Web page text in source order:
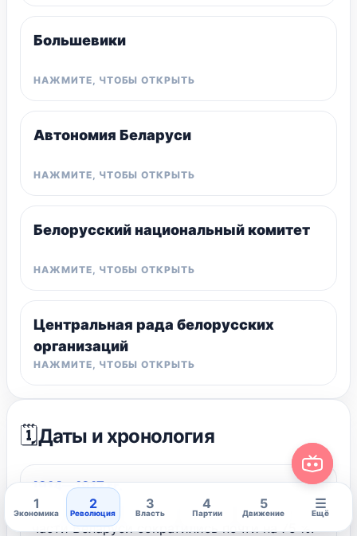
Большевики
Автономия Беларуси
Белорусский национальный комитет
Центральная рада белорусских
организаций
🗓️Даты и хронология
1914—1917 гг.
Посевные площади на неоккупированной
части Беларуси сократились почти на 75 %.
1
Экономика
2
Революция
3
Власть
4
Партии
5
Движение
☰
Ещё